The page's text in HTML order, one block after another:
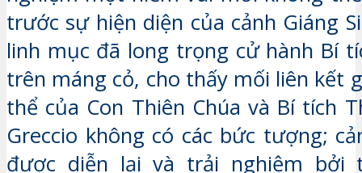
trước sự hiện diện của cảnh Giáng
linh mục đã long trọng cử hành Bí
trên máng cỏ, cho thấy mối liên kết
thể của Con Thiên Chúa và Bí tích
Greccio không có các bức tượng;
được diễn lại và trải nghiệm bởi